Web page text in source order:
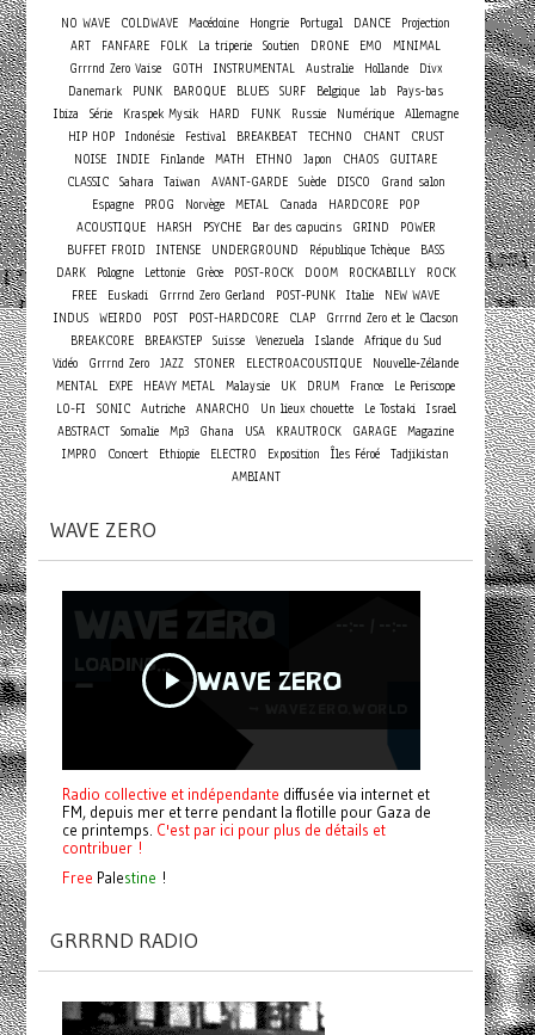
NO WAVE COLDWAVE Macédoine Hongrie Portugal DANCE
Projection
ART
FANFARE FOLK La triperie Soutien DRONE EMO
MINIMAL
Grrrnd Zero Vaise
GOTH INSTRUMENTAL Australie Hollande
Divx
Danemark
PUNK BAROQUE BLUES SURF Belgique lab
Pays-bas
Ibiza
Série Kraspek Mysik HARD FUNK Russie Numérique
Allemagne
HIP HOP
Indonésie Festival BREAKBEAT TECHNO CHANT
CRUST
NOISE INDIE Finlande MATH ETHNO Japon CHAOS
GUITARE
CLASSIC
Sahara Taiwan AVANT-GARDE Suède DISCO
Grand salon
Espagne
PROG Norvège METAL Canada HARDCORE
POP
ACOUSTIQUE
HARSH PSYCHE Bar des capucins GRIND
POWER
BUFFET FROID
INTENSE UNDERGROUND République Tchèque
BASS
DARK
Pologne Lettonie Grèce POST-ROCK DOOM ROCKABILLY
ROCK
FREE
Euskadi Grrrnd Zero Gerland POST-PUNK Italie
NEW WAVE
INDUS
WEIRDO POST POST-HARDCORE CLAP
Grrrnd Zero et le Clacson
BREAKCORE
BREAKSTEP Suisse Venezuela Islande
Afrique du Sud
Vidéo
Grrrnd Zero JAZZ STONER ELECTROACOUSTIQUE
Nouvelle-Zélande
MENTAL
EXPE HEAVY METAL Malaysie UK DRUM France
Le Periscope
LO-FI
SONIC Autriche ANARCHO Un lieux chouette Le Tostaki
Israel
ABSTRACT Somalie Mp3 Ghana USA KRAUTROCK GARAGE Magazine
IMPRO
Concert Ethiopie ELECTRO Exposition Îles Féroé Tadjikistan
AMBIANT
WAVE ZERO
Radio collective et indépendante diffusée via internet et
FM, depuis mer et terre pendant la flotille pour Gaza de
ce printemps. C'est par ici pour plus de détails et
contribuer !
Free Palestine !
GRRRND RADIO